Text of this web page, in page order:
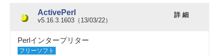
ActivePerl
v5.16.3.1603（13/03/22）
詳 細
Perlインタープリター
フリーソフト